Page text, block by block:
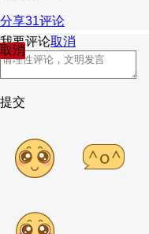
分享31评论
取消
我要评论取消
提交